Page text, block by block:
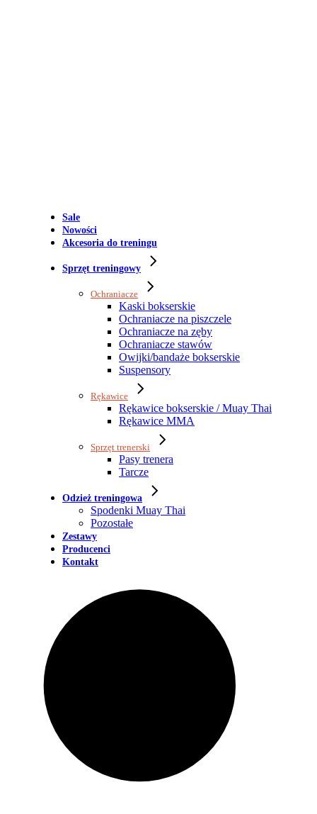
Sale
Nowości
Akcesoria do treningu
Sprzęt treningowy
Ochraniacze
Kaski bokserskie
Ochraniacze na piszczele
Ochraniacze na zęby
Ochraniacze stawów
Owijki/bandaże bokserskie
Suspensory
Rękawice
Rękawice bokserskie / Muay Thai
Rękawice MMA
Sprzęt trenerski
Pasy trenera
Tarcze
Odzież treningowa
Spodenki Muay Thai
Pozostałe
Zestawy
Producenci
Kontakt